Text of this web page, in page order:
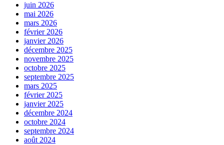
juin 2026
mai 2026
mars 2026
février 2026
janvier 2026
décembre 2025
novembre 2025
octobre 2025
septembre 2025
mars 2025
février 2025
janvier 2025
décembre 2024
octobre 2024
septembre 2024
août 2024